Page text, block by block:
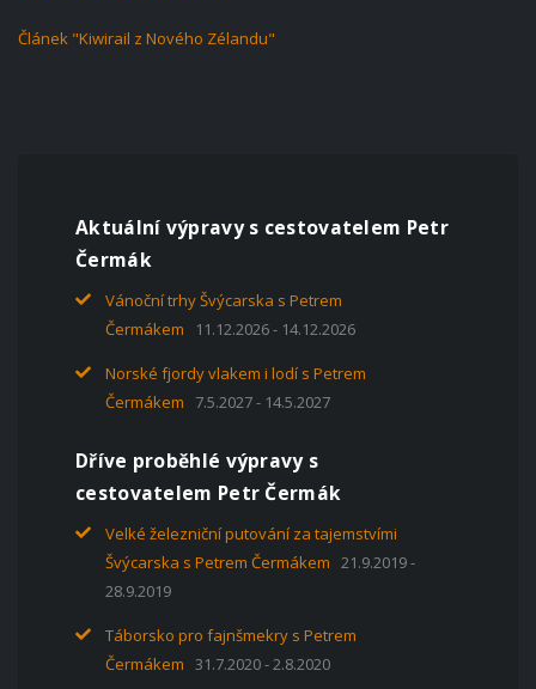
Článek "Kiwirail z Nového Zélandu"
Aktuální výpravy s cestovatelem Petr
Čermák
Vánoční trhy Švýcarska s Petrem
Čermákem 11.12.2026 - 14.12.2026
Norské fjordy vlakem i lodí s Petrem
Čermákem 7.5.2027 - 14.5.2027
Dříve proběhlé výpravy s
cestovatelem Petr Čermák
Velké železniční putování za tajemstvími
Švýcarska s Petrem Čermákem 21.9.2019 -
28.9.2019
Táborsko pro fajnšmekry s Petrem
Čermákem 31.7.2020 - 2.8.2020